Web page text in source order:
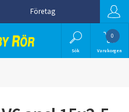
Företag
Sök
0
Varukorgen